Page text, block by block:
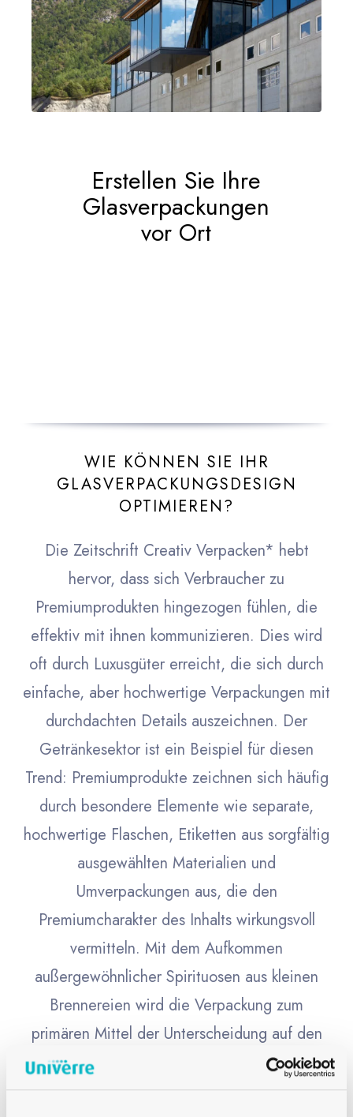
Erstellen Sie Ihre
Glasverpackungen
vor Ort
WIE KÖNNEN SIE IHR
GLASVERPACKUNGSDESIGN
OPTIMIEREN?
Die Zeitschrift Creativ Verpacken* hebt
hervor, dass sich Verbraucher zu
Premiumprodukten hingezogen fühlen, die
effektiv mit ihnen kommunizieren. Dies wird
oft durch Luxusgüter erreicht, die sich durch
einfache, aber hochwertige Verpackungen mit
durchdachten Details auszeichnen. Der
Getränkesektor ist ein Beispiel für diesen
Trend: Premiumprodukte zeichnen sich häufig
durch besondere Elemente wie separate,
hochwertige Flaschen, Etiketten aus sorgfältig
ausgewählten Materialien und
Umverpackungen aus, die den
Premiumcharakter des Inhalts wirkungsvoll
vermitteln. Mit dem Aufkommen
außergewöhnlicher Spirituosen aus kleinen
Brennereien wird die Verpackung zum
primären Mittel der Unterscheidung auf den